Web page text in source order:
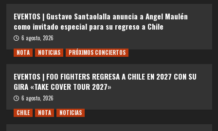
EVENTOS | Gustavo Santaolalla anuncia a Angel Maulén
como invitado especial para su regreso a Chile
6 agosto, 2026
NOTA
NOTICIAS PRÓXIMOS CONCIERTOS
EVENTOS | FOO FIGHTERS REGRESA A CHILE EN 2027 CON SU
GIRA «TAKE COVER TOUR 2027»
6 agosto, 2026
CHILE
NOTA NOTICIAS